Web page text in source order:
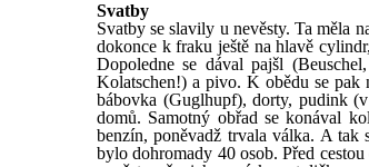
Svatby
Svatby se slavily u nevěsty. Ta měla
dokonce k fraku ještě na hlavě
Dopoledne se dával pajšl
Kolatschen!) a pivo. K obědu se pak
bábovka (Guglhupf), dorty, pudink
domů. Samotný obřad se konával
benzín, poněvadž trvala válka. A tak
bylo dohromady 40 osob. Před